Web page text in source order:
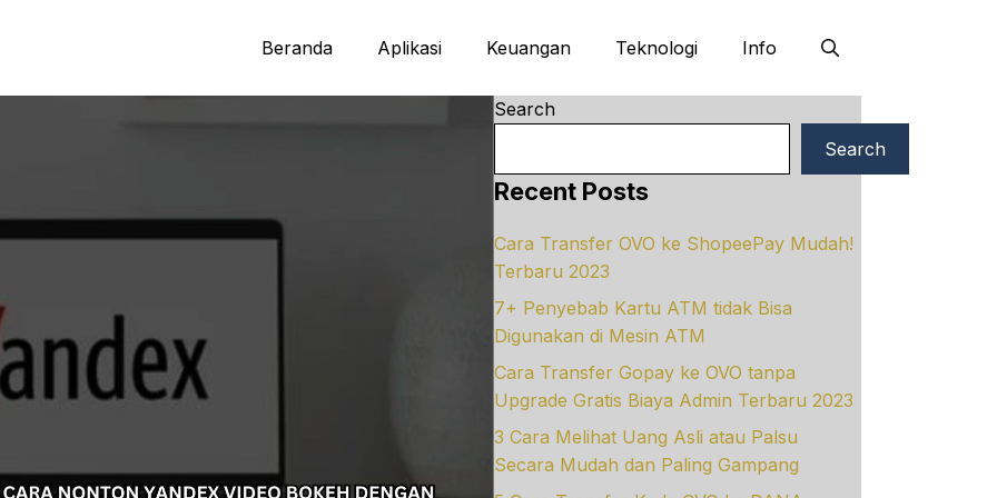
Beranda Aplikasi Keuangan Teknologi Info
Search
Search
Recent Posts
Cara Transfer OVO ke ShopeePay Mudah!
Terbaru 2023
7+ Penyebab Kartu ATM tidak Bisa
Digunakan di Mesin ATM
Cara Transfer Gopay ke OVO tanpa
Upgrade Gratis Biaya Admin Terbaru 2023
3 Cara Melihat Uang Asli atau Palsu
Secara Mudah dan Paling Gampang